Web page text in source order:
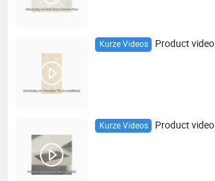
Kurze Videos Product video
Kurze Videos Product video